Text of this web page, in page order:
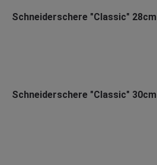
Schneiderschere "Classic" 28cm
Schneiderschere "Classic" 30cm